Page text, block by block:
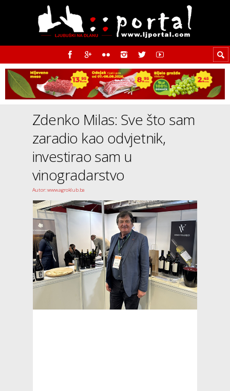
Zdenko Milas: Sve što sam
zaradio kao odvjetnik,
investirao sam u
vinogradarstvo
Autor: www.agroklub.ba